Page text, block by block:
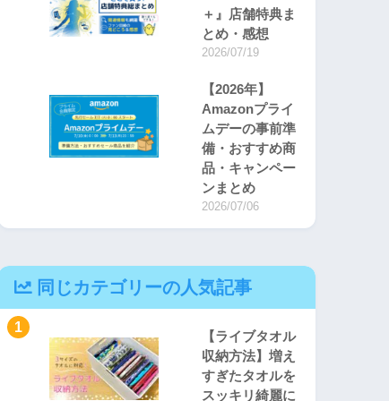
＋』店舗特典ま
とめ・感想
2026/07/19
【2026年】
Amazonプライ
ムデーの事前準
備・おすすめ商
品・キャンペー
ンまとめ
2026/07/06
同じカテゴリーの人気記事
1
【ライブタオル
収納方法】増え
すぎたタオルを
スッキリ綺麗に